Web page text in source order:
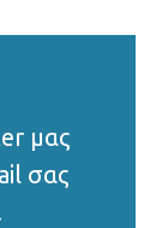
μας
σας